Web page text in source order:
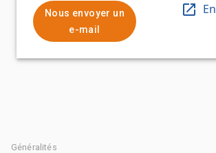
Nous envoyer un
e-mail
Généralités